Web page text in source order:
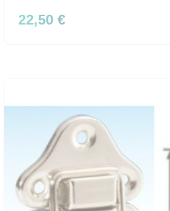
22,50 €